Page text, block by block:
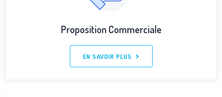
Proposition Commerciale
EN SAVOIR PLUS